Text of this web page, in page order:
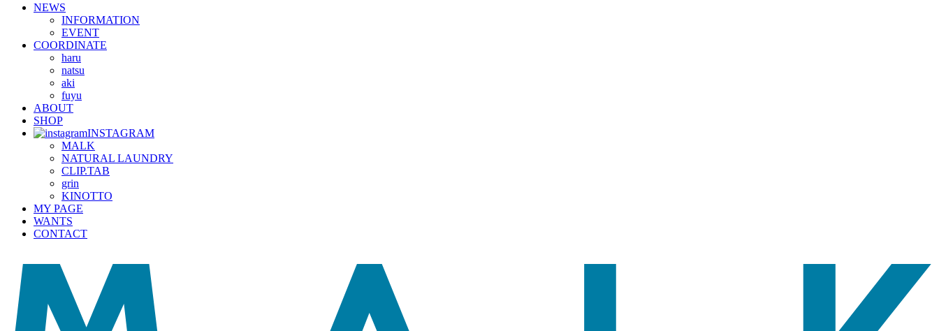
NEWS
INFORMATION
EVENT
COORDINATE
haru
natsu
aki
fuyu
ABOUT
SHOP
INSTAGRAM
MALK
NATURAL LAUNDRY
CLIP.TAB
grin
KINOTTO
MY PAGE
WANTS
CONTACT